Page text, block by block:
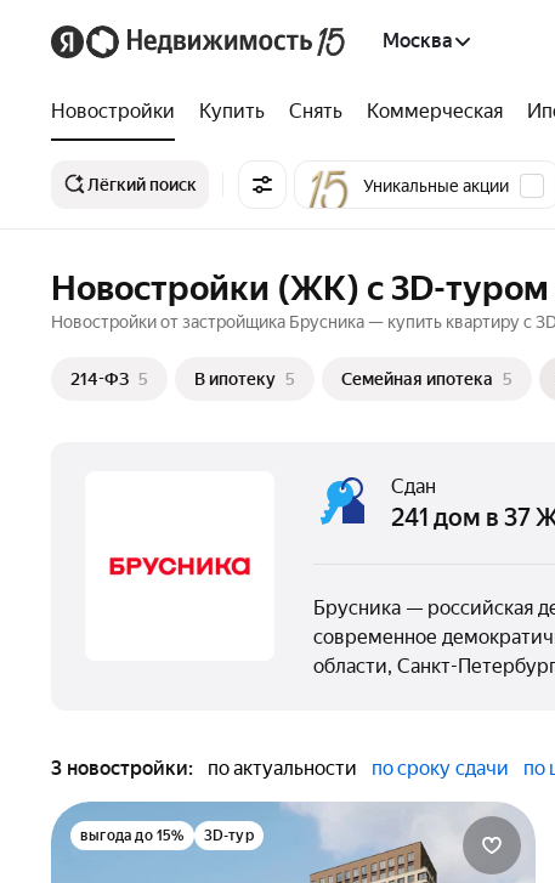
Москва
Новостройки Купить Снять Коммерческая
Лёгкий поиск Уникальные акции
Новостройки (ЖК) c 3D-
Новостройки от застройщика Брусника — купить квартиру
214-ФЗ 5 В ипотеку 5 Семейная ипотека 5
Сдан
241 дом в 37
Брусника — российская
современное
области, Санкт-
3 новостройки: по актуальности по сроку сдачи по
выгода до 15% 3D-тур